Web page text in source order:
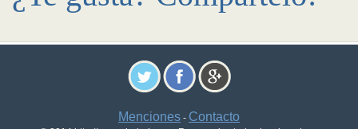
Menciones - Contacto